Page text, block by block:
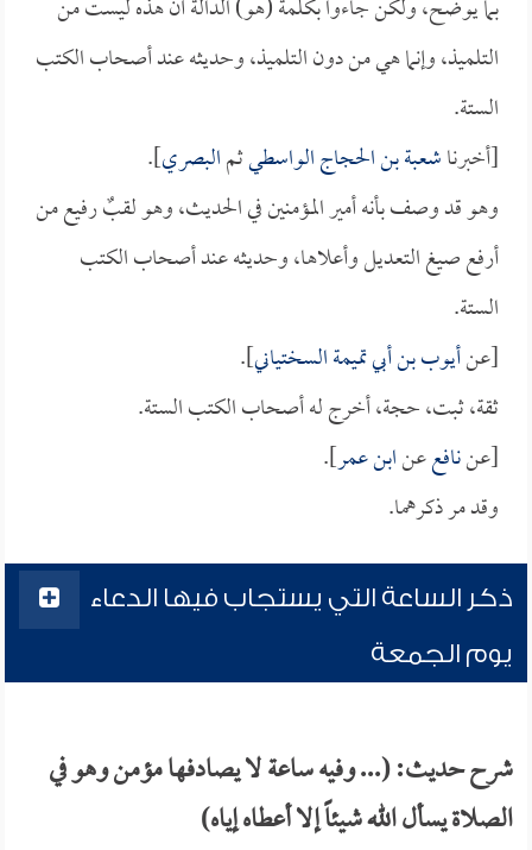
بما يوضح، ولكن جاءوا بكلمة (هو) الدالة أن هذه ليست من
التلميذ، وإنما هي من دون التلميذ، وحديثه عند أصحاب الكتب
الستة.
[أخبرناشعبة بن الحجاج الواسطيثمالبصري].
وهو قد وصف بأنه أمير المؤمنين في الحديث، وهو لقبٌ رفيع من
أرفع صيغ التعديل وأعلاها، وحديثه عند أصحاب الكتب
الستة.
[عنأيوب بن أبي تميمة السختياني].
ثقة، ثبت، حجة، أخرج له أصحاب الكتب الستة.
[عننافععنابن عمر].
وقد مر ذكرهما.
ذكر الساعة التي يستجاب فيها الدعاء
يوم الجمعة
شرح حديث: (... وفيه ساعة لا يصادفها مؤمن وهو في
الصلاة يسأل الله شيئاً إلا أعطاه إياه)